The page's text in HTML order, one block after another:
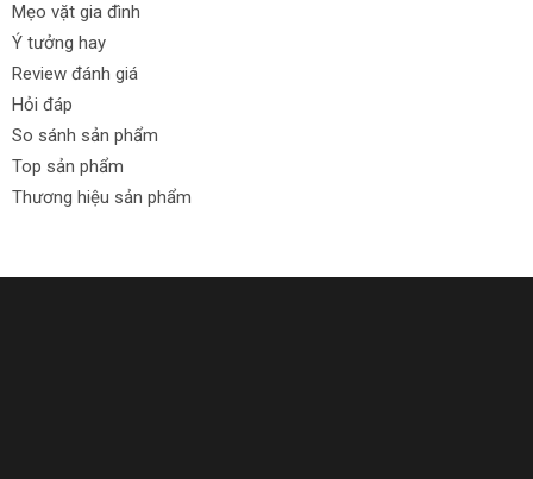
Mẹo vặt gia đình
Ý tưởng hay
Review đánh giá
Hỏi đáp
So sánh sản phẩm
Top sản phẩm
Thương hiệu sản phẩm